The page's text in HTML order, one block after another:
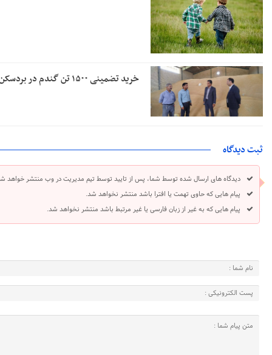
خرید تضمینی ۱۵۰۰ تن گندم در بردسکن
ثبت دیدگاه
دیدگاه های ارسال شده توسط شما، پس از تایید توسط تیم مدیریت در وب منتشر خواهد
پیام هایی که حاوی تهمت یا افترا باشد منتشر نخواهد شد.
پیام هایی که به غیر از زبان فارسی یا غیر مرتبط باشد منتشر نخواهد شد.